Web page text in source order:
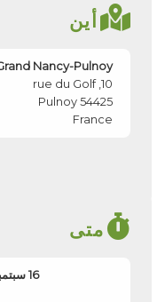
أين
Nancy-Pulnoy
10, rue du Golf
54425
Pulnoy
France
متى
16 سبتمبر 2026 06:00 (UTC)